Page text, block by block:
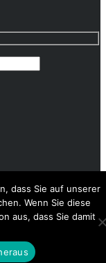
dass Sie auf unserer
Wenn Sie diese
aus, dass Sie damit